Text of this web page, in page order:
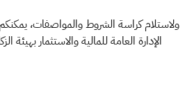
الإدارة العامة للمالية والاستثمار بهيئة